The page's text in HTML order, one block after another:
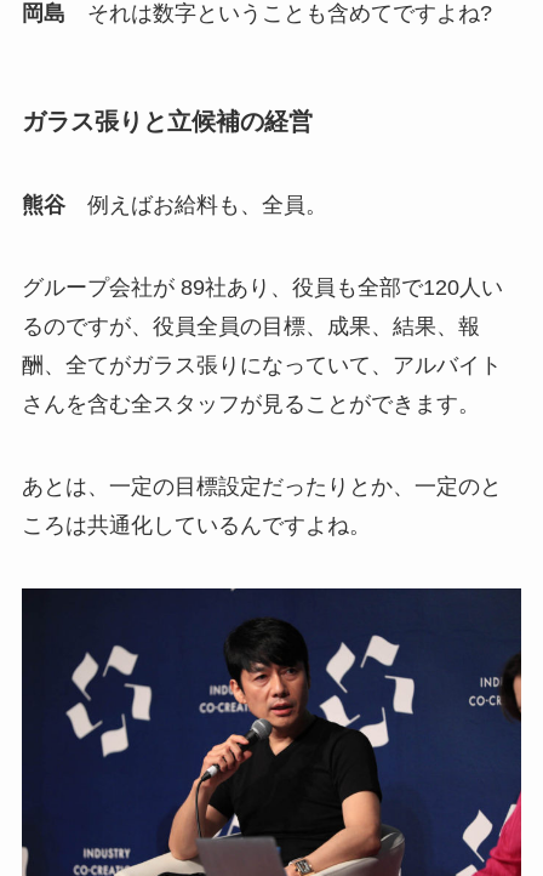
岡島 それは数字ということも含めてですよね?
ガラス張りと立候補の経営
熊谷例えばお給料も、全員。
グループ会社が 89社あり、役員も全部で120人い
るのですが、役員全員の目標、成果、結果、報
酬、全てがガラス張りになっていて、アルバイト
さんを含む全スタッフが見ることができます。
あとは、一定の目標設定だったりとか、一定のと
ころは共通化しているんですよね。